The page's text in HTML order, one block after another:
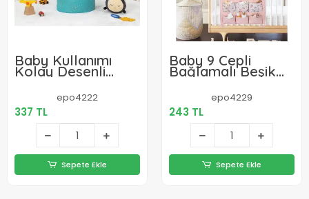
Baby Kullanımı
Kolay Desenli
Taşınabilir Torbalı
Yuvarlak
Sepet(yeşil) 04270
epo4222
337 TL
Sepete Ekle
Baby 9 Cepli
Bağlamalı Beşik
Kenarı Düzenleyici
(pembe)epo4229
243 TL
Sepete Ekle